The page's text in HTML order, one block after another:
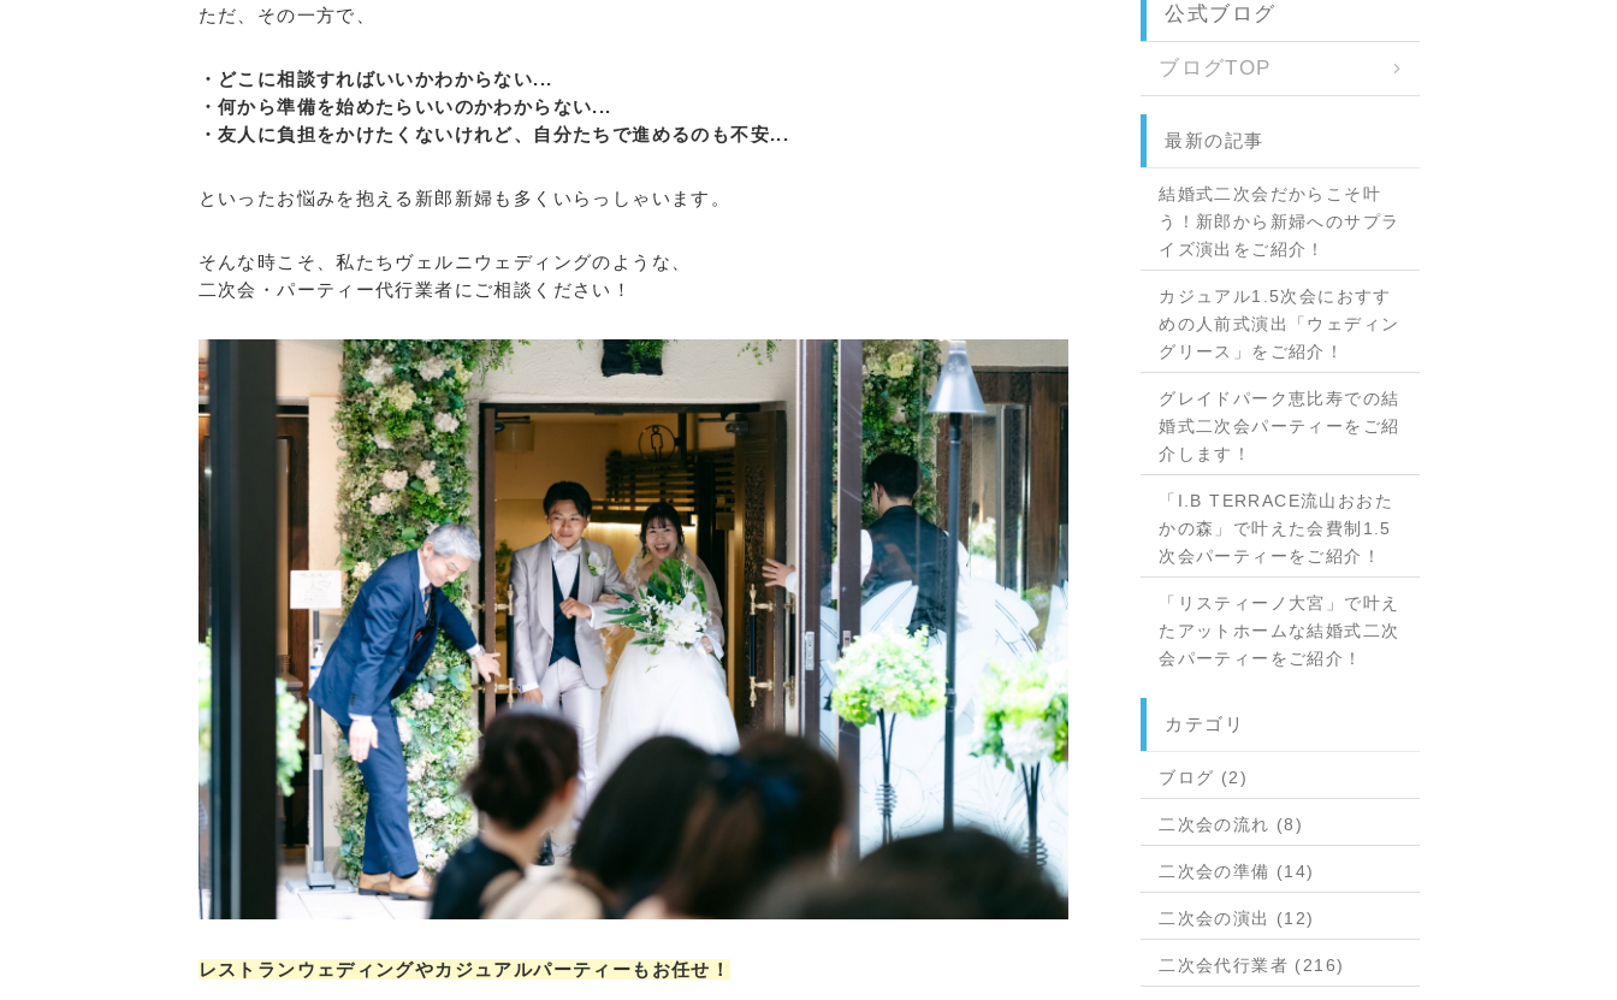
ただ、その一方で、
・どこに相談すればいいかわからない...
・何から準備を始めたらいいのかわからない...
・友人に負担をかけたくないけれど、自分たちで進めるのも不安...
といったお悩みを抱える新郎新婦も多くいらっしゃいます。
そんな時こそ、私たちヴェルニウェディングのような、
二次会・パーティー代行業者にご相談ください！
レストランウェディングやカジュアルパーティーもお任せ！
公式ブログ
ブログTOP
最新の記事
結婚式二次会だからこそ叶
う！新郎から新婦へのサプラ
イズ演出をご紹介！
カジュアル1.5次会におすす
めの人前式演出「ウェディン
グリース」をご紹介！
グレイドパーク恵比寿での結
婚式二次会パーティーをご紹
介します！
「I.B TERRACE流山おおた
かの森」で叶えた会費制1.5
次会パーティーをご紹介！
「リスティーノ大宮」で叶え
たアットホームな結婚式二次
会パーティーをご紹介！
カテゴリ
ブログ (2)
二次会の流れ (8)
二次会の準備 (14)
二次会の演出 (12)
二次会代行業者 (216)